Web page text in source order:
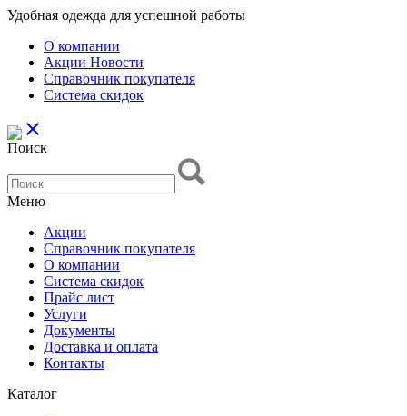
Удобная одежда для успешной работы
О компании
Aкции Новости
Справочник покупателя
Система скидок
close
Поиск
Меню
Aкции
Справочник покупателя
О компании
Система скидок
Прайс лист
Услуги
Документы
Доставка и оплата
Контакты
Каталог